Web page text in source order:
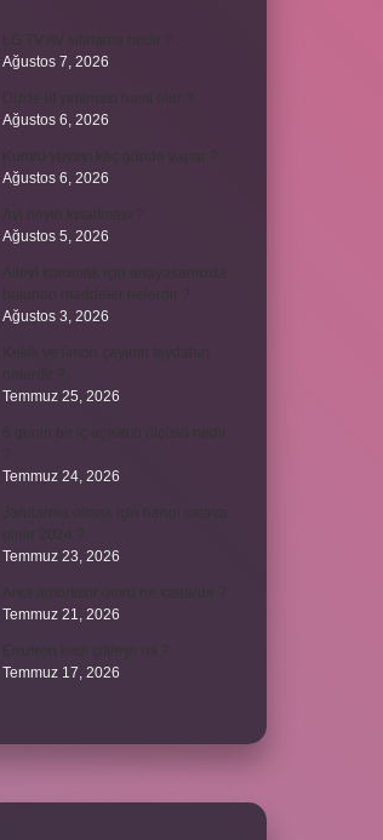
Ağustos 7, 2026
Ağustos 6, 2026
Ağustos 6, 2026
Ağustos 5, 2026
Ağustos 3, 2026
Temmuz 25, 2026
Temmuz 24, 2026
Temmuz 23, 2026
Temmuz 21, 2026
Temmuz 17, 2026